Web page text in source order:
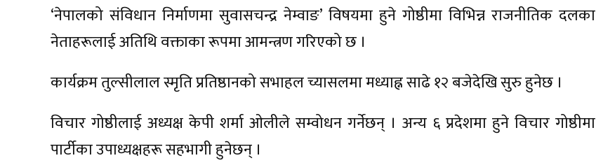
‘नेपालको संविधान निर्माणमा सुवासचन्द्र नेम्वाङ’ विषयमा हुने गोष्ठीमा विभिन्न राजनीतिक दलका
नेताहरूलाई अतिथि वक्ताका रूपमा आमन्त्रण गरिएको छ ।
कार्यक्रम तुल्सीलाल स्मृति प्रतिष्ठानको सभाहल च्यासलमा मध्याह्न साढे १२ बजेदेखि सुरु हुनेछ ।
विचार गोष्ठीलाई अध्यक्ष केपी शर्मा ओलीले सम्वोधन गर्नेछन् । अन्य ६ प्रदेशमा हुने विचार गोष्ठीमा
पार्टीका उपाध्यक्षहरू सहभागी हुनेछन् ।